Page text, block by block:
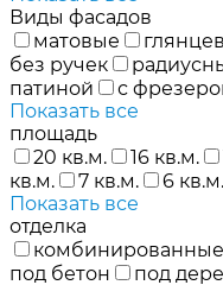
Виды фасадов
матовые
без ручек
патиной
с
Показать все
площадь
20 кв.м.
16 кв.м.
кв.м.
7 кв.м. 6 кв.м.
Показать все
отделка
комбинированные
под бетон
под